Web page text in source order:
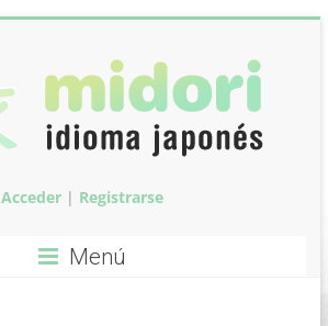
Acceder| Registrarse
Menú